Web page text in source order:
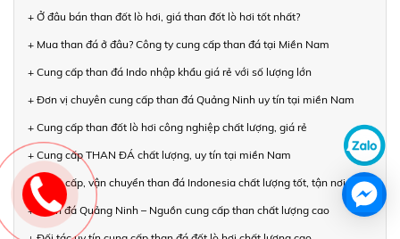
+ Ở đâu bán than đốt lò hơi, giá than đốt lò hơi tốt nhất?
+ Mua than đá ở đâu? Công ty cung cấp than đá tại Miền Nam
+ Cung cấp than đá Indo nhập khẩu giá rẻ với số lượng lớn
+ Đơn vị chuyên cung cấp than đá Quảng Ninh uy tín tại miền Nam
+ Cung cấp than đốt lò hơi công nghiệp chất lượng, giá rẻ
+ Cung cấp THAN ĐÁ chất lượng, uy tín tại miền Nam
+ Cung cấp, vận chuyển than đá Indonesia chất lượng tốt, tận nơi
+ Than đá Quảng Ninh – Nguồn cung cấp than chất lượng cao